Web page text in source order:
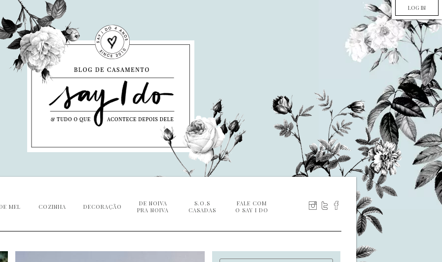
LOG IN
MEL COZINHA DECORAÇÃO
DE NOIVA
PRA NOIVA
S.O.S
CASADAS
FALE COM
O SAY I DO